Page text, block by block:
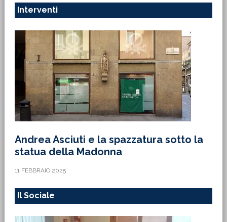
Interventi
Andrea Asciuti e la spazzatura sotto la
statua della Madonna
11 FEBBRAIO 2025
Il Sociale